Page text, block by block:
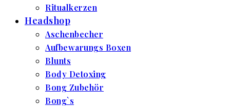
Ritualkerzen
Headshop
Aschenbecher
Aufbewarungs Boxen
Blunts
Body Detoxing
Bong Zubehör
Bong`s